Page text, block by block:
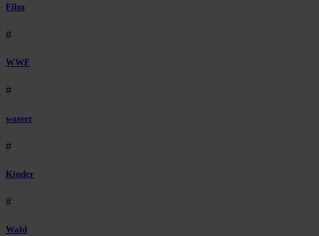
Film
#
WWF
#
wasser
#
Kinder
#
Wald